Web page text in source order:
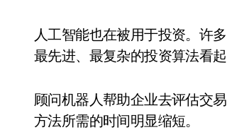
人工智能也在被用于投资。许
最先进、最复杂的投资算法看起
顾问机器人帮助企业去评估交
方法所需的时间明显缩短。